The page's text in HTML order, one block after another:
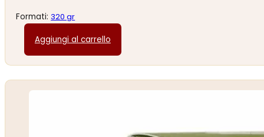
Formati:320 gr
Aggiungi al carrello